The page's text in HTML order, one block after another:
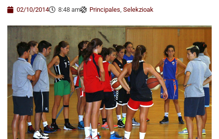
02/10/2014 8:48 am Principales, Selekzioak